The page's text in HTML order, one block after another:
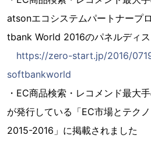
atsonエコシステムパートナープ
tbank World 2016のパネルディ
https://zero-start.jp/2016/
softbankworld
・EC商品検索・レコメンド最大
が発行している「EC市場とテク
2015-2016」に掲載されました